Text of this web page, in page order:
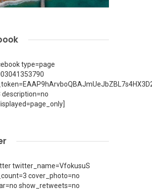
type=page
description=no
twitter_name=VfokusuS
cover_photo=no
show_retweets=no